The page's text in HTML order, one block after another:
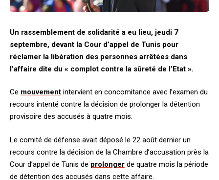
Un rassemblement de solidarité a eu lieu, jeudi 7
septembre, devant la Cour d’appel de Tunis pour
réclamer la libération des personnes arrêtées dans
l’affaire dite du « complot contre la sûreté de l’Etat ».
Ce mouvement intervient en concomitance avec l’examen du
recours intenté contre la décision de prolonger la détention
provisoire des accusés à quatre mois.
Le comité de défense avait déposé le 22 août dernier un
recours contre la décision de la Chambre d’accusation près la
Cour d’appel de Tunis de prolonger de quatre mois la période
de détention des accusés dans cette affaire.